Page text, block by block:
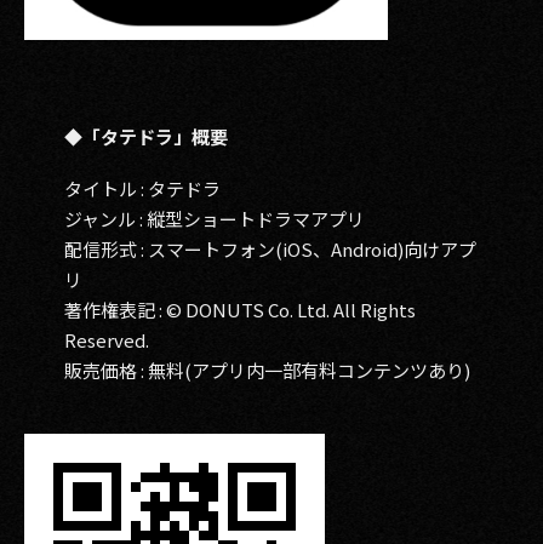
◆「タテドラ」概要
タイトル : タテドラ
ジャンル : 縦型ショートドラマアプリ
配信形式 : スマートフォン(iOS、Android)向けアプ
リ
著作権表記 : © DONUTS Co. Ltd. All Rights
Reserved.
販売価格 : 無料(アプリ内一部有料コンテンツあり)